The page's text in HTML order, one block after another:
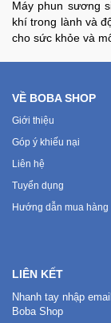
Máy phun sương
khí trong lành và
cho sức khỏe và
VỀ BOBA SHOP
Giới thiệu
Góp ý khiếu nại
Liên hệ
Tuyển dụng
Hướng dẫn mua hàng
LIÊN KẾT
Nhanh tay nhập
Boba Shop